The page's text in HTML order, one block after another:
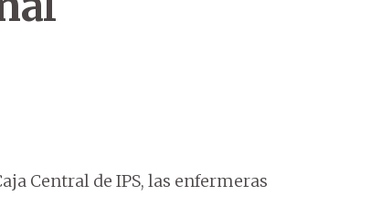
Central de IPS, las enfermeras